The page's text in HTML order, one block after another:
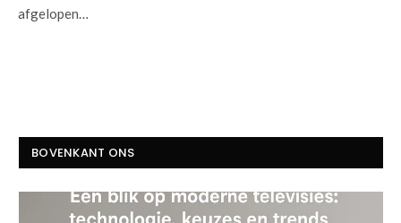
afgelopen…
BOVENKANT ONS